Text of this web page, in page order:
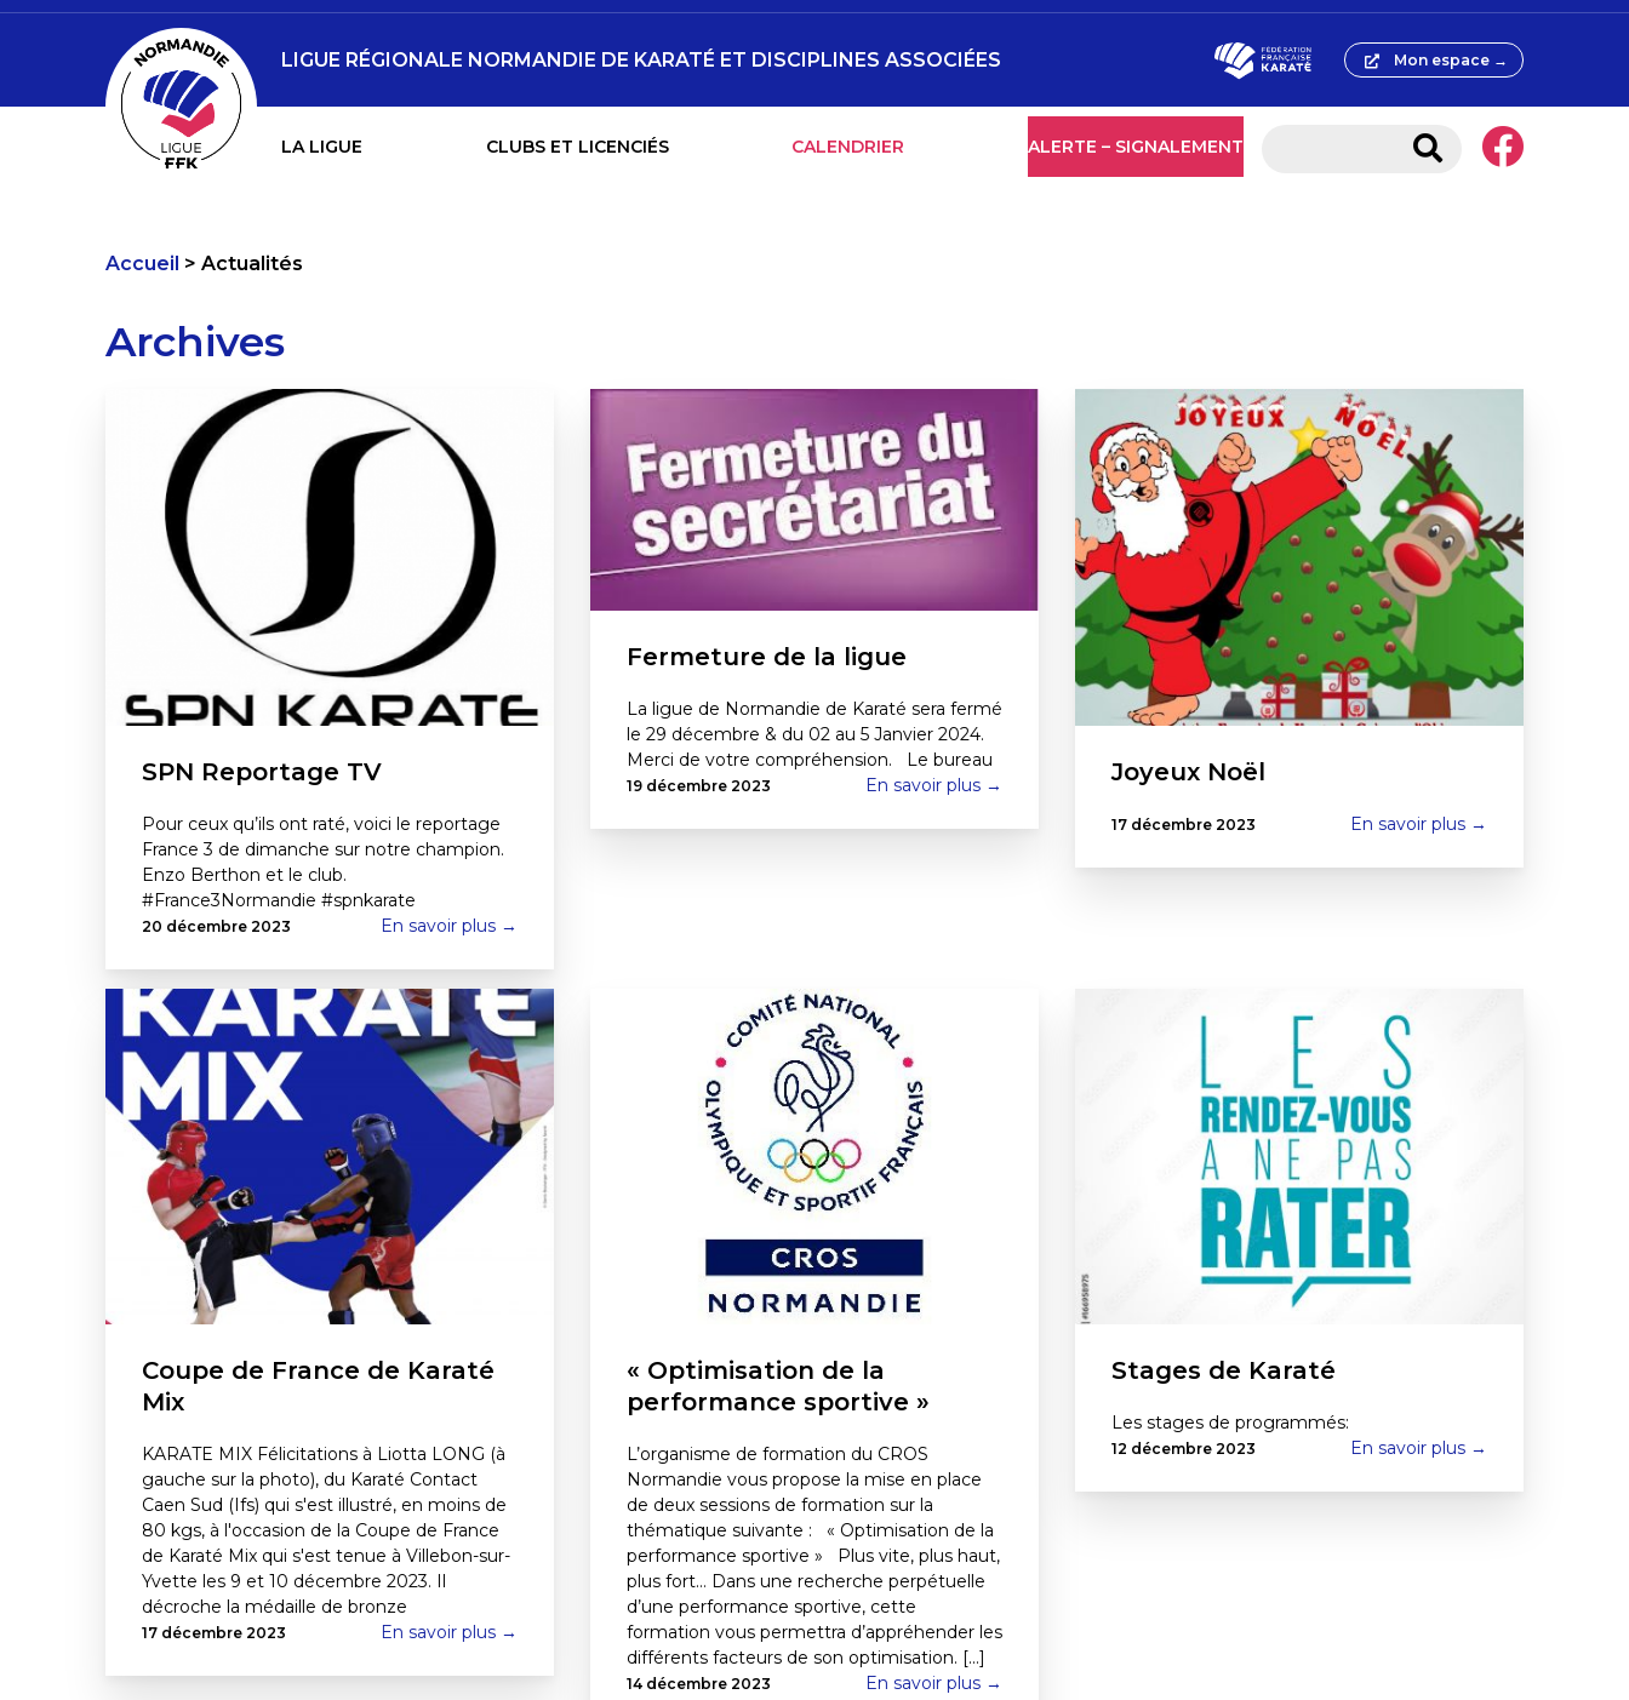
LA LIGUE CLUBS ET LICENCIÉS CALENDRIER ALERTE – SIGNALEMENT
LIGUE RÉGIONALE NORMANDIE DE KARATÉ ET DISCIPLINES ASSOCIÉES Mon espace →
Accueil Actualités
Archives
SPN Reportage TV
Pour ceux qu’ils ont raté, voici le reportage
France 3 de dimanche sur notre champion.
Enzo Berthon et le club.
#France3Normandie #spnkarate
20 décembre 2023 En savoir plus →
Fermeture de la ligue
La ligue de Normandie de Karaté sera fermé
le 29 décembre & du 02 au 5 Janvier 2024.
Merci de votre compréhension. Le bureau
19 décembre 2023 En savoir plus → Joyeux Noël
17 décembre 2023 En savoir plus →
Coupe de France de Karaté
Mix
KARATE MIX Félicitations à Liotta LONG (à
gauche sur la photo), du Karaté Contact
Caen Sud (Ifs) qui s'est illustré, en moins de
80 kgs, à l'occasion de la Coupe de France
de Karaté Mix qui s'est tenue à Villebon-sur-
Yvette les 9 et 10 décembre 2023. Il
décroche la médaille de bronze
17 décembre 2023 En savoir plus →
« Optimisation de la
performance sportive »
L’organisme de formation du CROS
Normandie vous propose la mise en place
de deux sessions de formation sur la
thématique suivante : « Optimisation de la
performance sportive » Plus vite, plus haut,
plus fort… Dans une recherche perpétuelle
d’une performance sportive, cette
formation vous permettra d’appréhender les
différents facteurs de son optimisation. [...]
14 décembre 2023 En savoir plus →
Stages de Karaté
Les stages de programmés:
12 décembre 2023 En savoir plus →